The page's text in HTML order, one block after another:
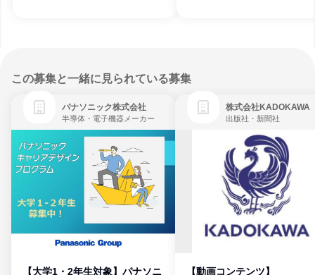
この募集と一緒に見られている募集
パナソニック株式会社
半導体・電子機器メーカー
【大学1・2年生対象】パナソニ
株式会社KADOKAWA
出版社・新聞社
【動画コンテンツ】